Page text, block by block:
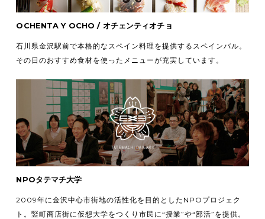
OCHENTA Y OCHO / オチェンティオチョ
石川県金沢駅前で本格的なスペイン料理を提供するスペインバル。
その日のおすすめ食材を使ったメニューが充実しています。
NPOタテマチ大学
2009年に金沢中心市街地の活性化を目的としたNPOプロジェク
ト。竪町商店街に仮想大学をつくり市民に“授業”や“部活”を提供。